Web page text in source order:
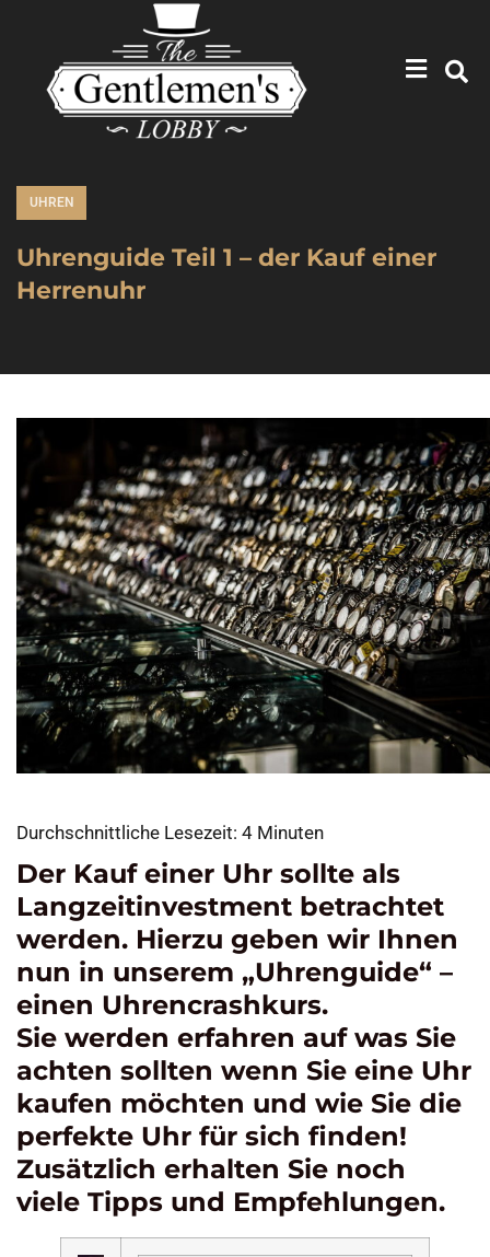
UHREN
Uhrenguide Teil 1 – der Kauf einer
Herrenuhr
Durchschnittliche Lesezeit: 4 Minuten
Der Kauf einer Uhr sollte als
Langzeitinvestment betrachtet
werden. Hierzu geben wir Ihnen
nun in unserem „Uhrenguide“ –
einen Uhrencrashkurs.
Sie werden erfahren auf was Sie
achten sollten wenn Sie eine Uhr
kaufen möchten und wie Sie die
perfekte Uhr für sich finden!
Zusätzlich erhalten Sie noch
viele Tipps und Empfehlungen.